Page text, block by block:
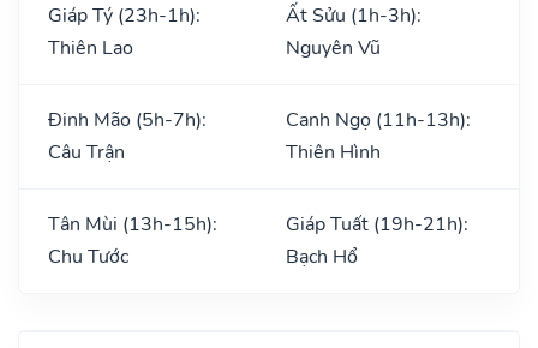
Giáp Tý (23h-1h):
Thiên Lao
Ất Sửu (1h-3h):
Nguyên Vũ
Đinh Mão (5h-7h):
Câu Trận
Canh Ngọ (11h-13h):
Thiên Hình
Tân Mùi (13h-15h):
Chu Tước
Giáp Tuất (19h-21h):
Bạch Hổ